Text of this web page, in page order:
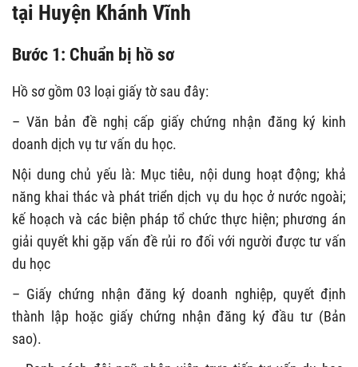
tại Huyện Khánh Vĩnh
Bước 1: Chuẩn bị hồ sơ
Hồ sơ gồm 03 loại giấy tờ sau đây:
– Văn bản đề nghị cấp giấy chứng nhận đăng ký kinh
doanh dịch vụ tư vấn du học.
Nội dung chủ yếu là: Mục tiêu, nội dung hoạt động; khả
năng khai thác và phát triển dịch vụ du học ở nước ngoài;
kế hoạch và các biện pháp tổ chức thực hiện; phương án
giải quyết khi gặp vấn đề rủi ro đối với người được tư vấn
du học
– Giấy chứng nhận đăng ký doanh nghiệp, quyết định
thành lập hoặc giấy chứng nhận đăng ký đầu tư (Bản
sao).